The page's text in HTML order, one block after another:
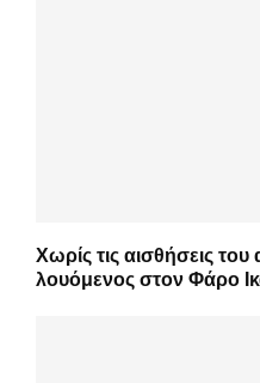
Χωρίς τις αισθήσεις
λουόμενος στον Φάρο